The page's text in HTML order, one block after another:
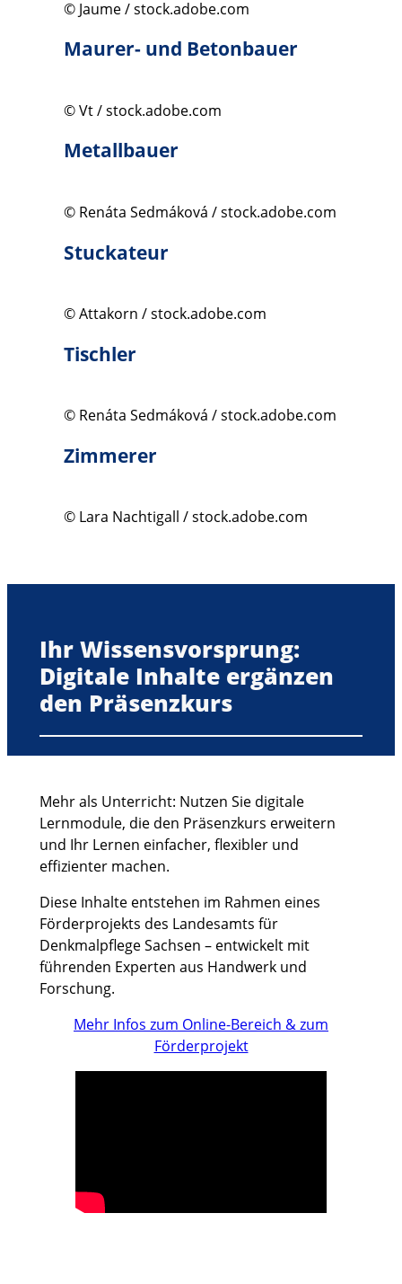
© Jaume / stock.adobe.com
Maurer- und Betonbauer
© Vt / stock.adobe.com
Metallbauer
© Renáta Sedmáková / stock.adobe.com
Stuckateur
© Attakorn / stock.adobe.com
Tischler
© Renáta Sedmáková / stock.adobe.com
Zimmerer
© Lara Nachtigall / stock.adobe.com
Ihr Wissensvorsprung:
Digitale Inhalte ergänzen
den Präsenzkurs
Mehr als Unterricht: Nutzen Sie digitale
Lernmodule, die den Präsenzkurs erweitern
und Ihr Lernen einfacher, flexibler und
effizienter machen.
Diese Inhalte entstehen im Rahmen eines
Förderprojekts des Landesamts für
Denkmalpflege Sachsen – entwickelt mit
führenden Experten aus Handwerk und
Forschung.
Mehr Infos zum Online-Bereich & zum
Förderprojekt